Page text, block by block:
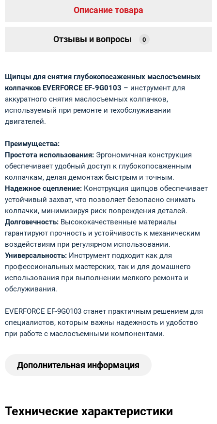
Описание товара
Отзывы и вопросы 0
Щипцы для снятия глубокопосаженных маслосъемных
колпачков EVERFORCE EF-9G0103 – инструмент для
аккуратного снятия маслосъемных колпачков,
используемый при ремонте и техобслуживании
двигателей.
Преимущества:
Простота использования: Эргономичная конструкция
обеспечивает удобный доступ к глубокопосаженным
колпачкам, делая демонтаж быстрым и точным.
Надежное сцепление: Конструкция щипцов обеспечивает
устойчивый захват, что позволяет безопасно снимать
колпачки, минимизируя риск повреждения деталей.
Долговечность: Высококачественные материалы
гарантируют прочность и устойчивость к механическим
воздействиям при регулярном использовании.
Универсальность: Инструмент подходит как для
профессиональных мастерских, так и для домашнего
использования при выполнении мелкого ремонта и
обслуживания.
EVERFORCE EF-9G0103 станет практичным решением для
специалистов, которым важны надежность и удобство
при работе с маслосъемными компонентами.
Дополнительная информация
Технические характеристики